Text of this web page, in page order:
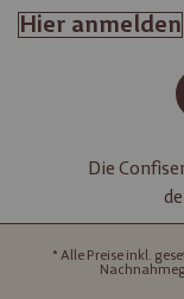
Hier anmelden
Die
* Alle Preise inkl.